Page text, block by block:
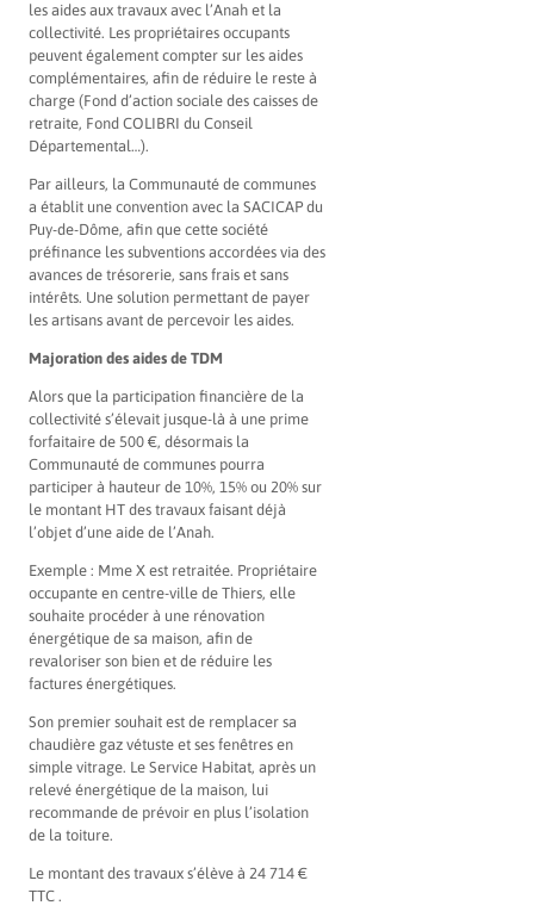
les aides aux travaux avec l’Anah et la
collectivité. Les propriétaires occupants
peuvent également compter sur les aides
complémentaires, afin de réduire le reste à
charge (Fond d’action sociale des caisses de
retraite, Fond COLIBRI du Conseil
Départemental…).
Par ailleurs, la Communauté de communes
a établit une convention avec la SACICAP du
Puy-de-Dôme, afin que cette société
préfinance les subventions accordées via des
avances de trésorerie, sans frais et sans
intérêts. Une solution permettant de payer
les artisans avant de percevoir les aides.
Majoration des aides de TDM
Alors que la participation financière de la
collectivité s’élevait jusque-là à une prime
forfaitaire de 500 €, désormais la
Communauté de communes pourra
participer à hauteur de 10%, 15% ou 20% sur
le montant HT des travaux faisant déjà
l’objet d’une aide de l’Anah.
Exemple : Mme X est retraitée. Propriétaire
occupante en centre-ville de Thiers, elle
souhaite procéder à une rénovation
énergétique de sa maison, afin de
revaloriser son bien et de réduire les
factures énergétiques.
Son premier souhait est de remplacer sa
chaudière gaz vétuste et ses fenêtres en
simple vitrage. Le Service Habitat, après un
relevé énergétique de la maison, lui
recommande de prévoir en plus l’isolation
de la toiture.
Le montant des travaux s’élève à 24 714 €
TTC .